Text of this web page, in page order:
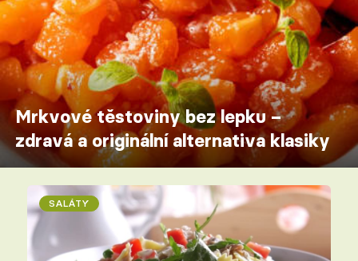
Mrkvové těstoviny bez lepku –
zdravá a originální alternativa klasiky
SALÁTY